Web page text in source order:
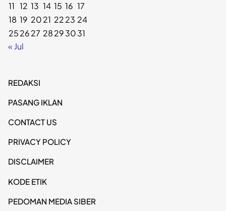
11 12 13 14 15 16 17
18 19 2021 2223 24
252627 28293031
« Jul
REDAKSI
PASANG IKLAN
CONTACT US
PRIVACY POLICY
DISCLAIMER
KODE ETIK
PEDOMAN MEDIA SIBER